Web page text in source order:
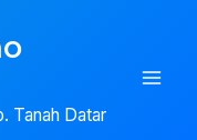
Tanah Datar